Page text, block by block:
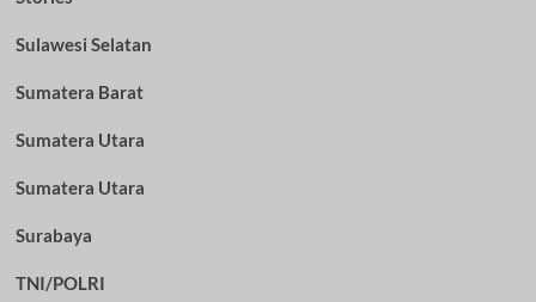
Sulawesi Selatan
Sumatera Barat
Sumatera Utara
Sumatera Utara
Surabaya
TNI/POLRI